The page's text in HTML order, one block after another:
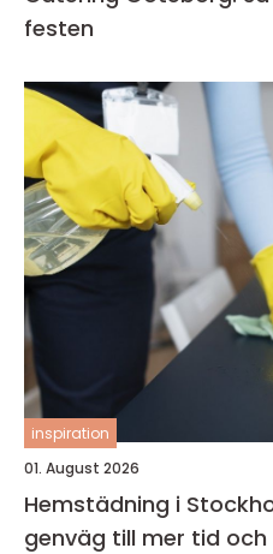
festen
inspiration
01. August 2026
Hemstädning i
genväg till mer tid